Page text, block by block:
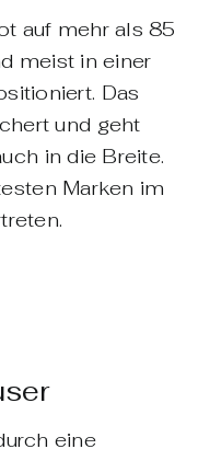
auf mehr als 85
meist in einer
Das
und geht
in die Breite.
Marken im
eine